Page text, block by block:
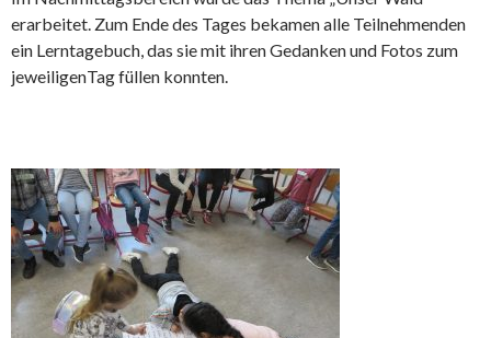
erarbeitet. Zum Ende des Tages bekamen alle Teilnehmenden
ein Lerntagebuch, das sie mit ihren Gedanken und Fotos zum
jeweiligenTag füllen konnten.